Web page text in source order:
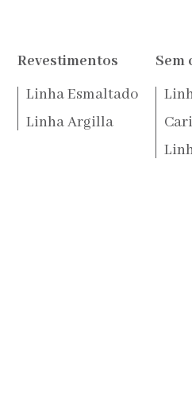
Revestimentos
Linha Esmaltado
Linha Argilla
Sem